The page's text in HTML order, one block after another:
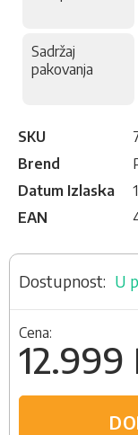
Sadržaj
pakovanja
SKU
Brend
Datum Izlaska
EAN
U
Cena:
12.999